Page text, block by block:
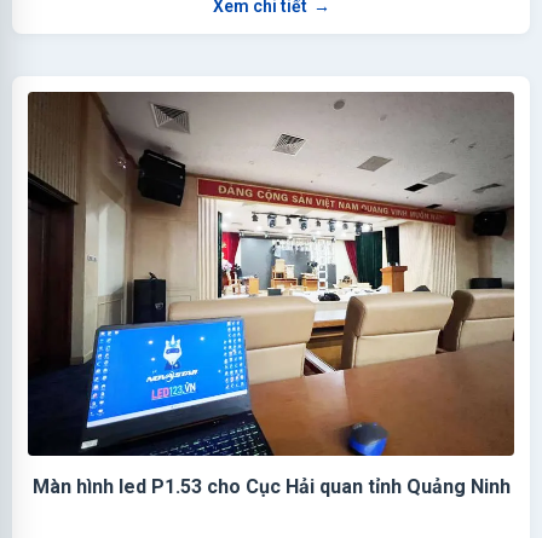
Xem chi tiết →
Màn hình led P1.53 cho Cục Hải quan tỉnh Quảng Ninh